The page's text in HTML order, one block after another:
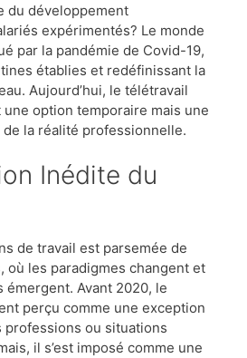
du développement
expérimentés? Le monde
par la pandémie de Covid-19,
établies et redéfinissant la
Aujourd’hui, le télétravail
une option temporaire mais une
la réalité professionnelle.
de travail est parsemée de
où les paradigmes changent et
Avant 2020, le
perçu comme une exception
ou situations
il s’est imposé comme une